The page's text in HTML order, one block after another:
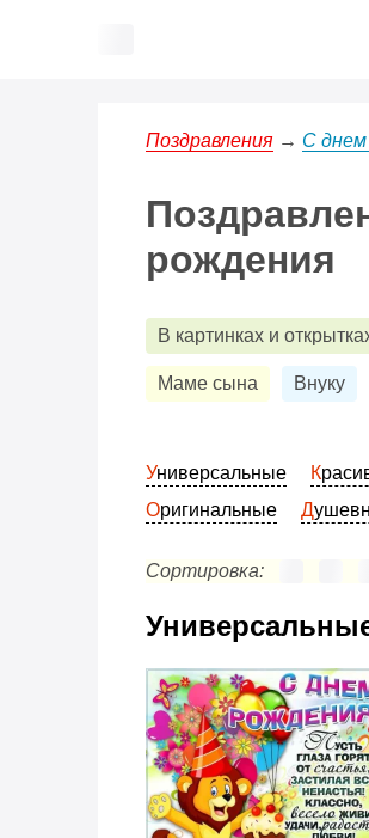
Поздравления → С
рождения
В картинках и
Маме сына Внуку
Универсальные
Оригинальные
Сортировка: